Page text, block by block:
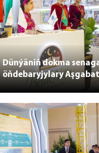
Dünýäniň dokma
öňdebaryjylary
sergi-ýarmarkada